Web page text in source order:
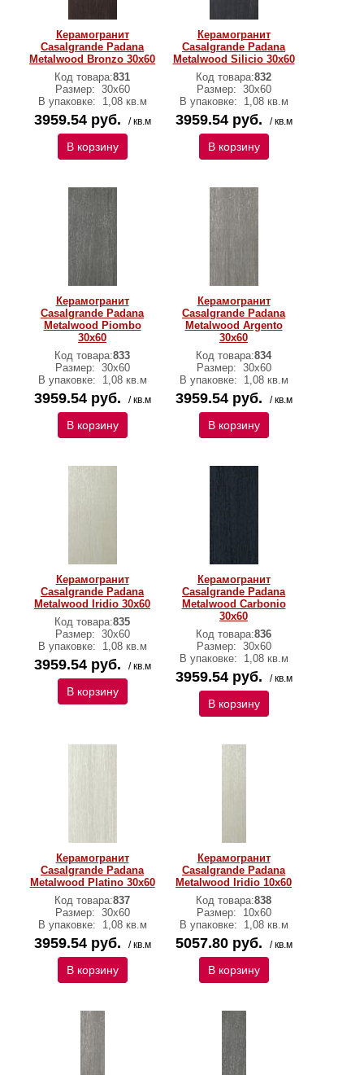
Керамогранит
Casalgrande Padana
Metalwood Bronzo 30х60
Код товара:831
Размер: 30х60
В упаковке:
1,08 кв.м
3959.54 руб. / кв.м
В корзину
Керамогранит
Casalgrande Padana
Metalwood Silicio 30х60
Код товара:832
Размер: 30х60
В упаковке:
1,08 кв.м
3959.54 руб. / кв.м
В корзину
Керамогранит
Casalgrande Padana
Metalwood Piombo
30х60
Код товара:833
Размер: 30х60
В упаковке:
1,08 кв.м
3959.54 руб. / кв.м
В корзину
Керамогранит
Casalgrande Padana
Metalwood Argento
30х60
Код товара:834
Размер: 30х60
В упаковке:
1,08 кв.м
3959.54 руб. / кв.м
В корзину
Керамогранит
Casalgrande Padana
Metalwood Iridio 30х60
Код товара:835
Размер: 30х60
В упаковке:
1,08 кв.м
3959.54 руб. / кв.м
В корзину
Керамогранит
Casalgrande Padana
Metalwood Carbonio
30х60
Код товара:836
Размер: 30х60
В упаковке:
1,08 кв.м
3959.54 руб. / кв.м
В корзину
Керамогранит
Casalgrande Padana
Metalwood Platino 30х60
Код товара:837
Размер: 30х60
В упаковке:
1,08 кв.м
3959.54 руб. / кв.м
В корзину
Керамогранит
Casalgrande Padana
Metalwood Iridio 10х60
Код товара:838
Размер:
10х60
В упаковке:
1,08 кв.м
5057.80 руб. / кв.м
В корзину